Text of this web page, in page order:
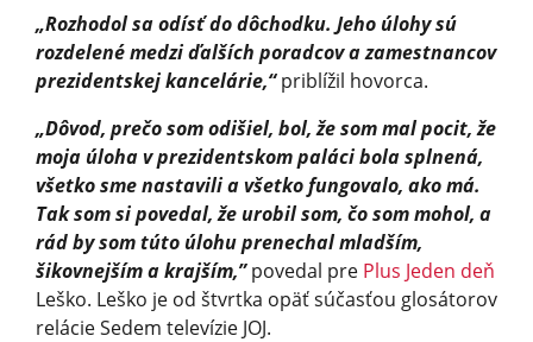
„Rozhodol sa odísť do dôchodku. Jeho úlohy sú
rozdelené medzi ďalších poradcov a zamestnancov
prezidentskej kancelárie,“priblížil hovorca.
„Dôvod, prečo som odišiel, bol, že som mal pocit, že
moja úloha v prezidentskom paláci bola splnená,
všetko sme nastavili a všetko fungovalo, ako má.
Tak som si povedal, že urobil som, čo som mohol, a
rád by som túto úlohu prenechal mladším,
šikovnejším a krajším,”povedal pre Plus Jeden deň
Leško. Leško je od štvrtka opäť súčasťou glosátorov
relácie Sedem televízie JOJ.